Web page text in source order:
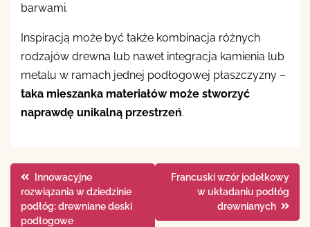
barwami.
Inspiracją może być także kombinacja różnych
rodzajów drewna lub nawet integracja kamienia lub
metalu w ramach jednej podłogowej płaszczyzny –
taka mieszanka materiałów może stworzyć
naprawdę unikalną przestrzeń.
Nawigacja
wpisu
Innowacyjne
rozwiązania w dziedzinie
podłóg: drewniane deski
podłogowe
Francuski wzór jodełkowy
w układaniu podłóg
drewnianych